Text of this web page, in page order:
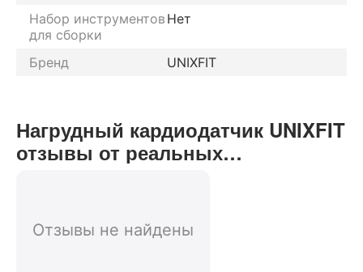
Набор инструментов
для сборки
Нет
Бренд UNIXFIT
Нагрудный кардиодатчик UNIXFIT
отзывы от реальных
Отзывы не найдены